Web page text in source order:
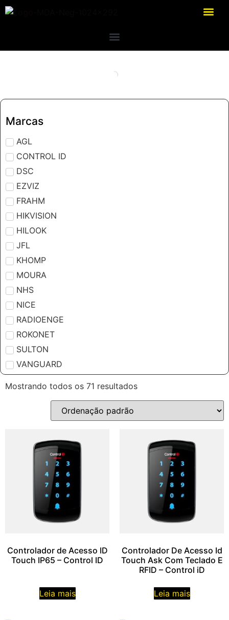
Marcas
AGL
CONTROL ID
DSC
EZVIZ
FRAHM
HIKVISION
HILOOK
JFL
KHOMP
MOURA
NHS
NICE
RADIOENGE
ROKONET
SULTON
VANGUARD
Mostrando todos os 71 resultados
Controlador de Acesso ID
Touch IP65 – Control ID
Leia mais
Controlador De Acesso Id
Touch Ask Com Teclado E
RFID – Control iD
Leia mais